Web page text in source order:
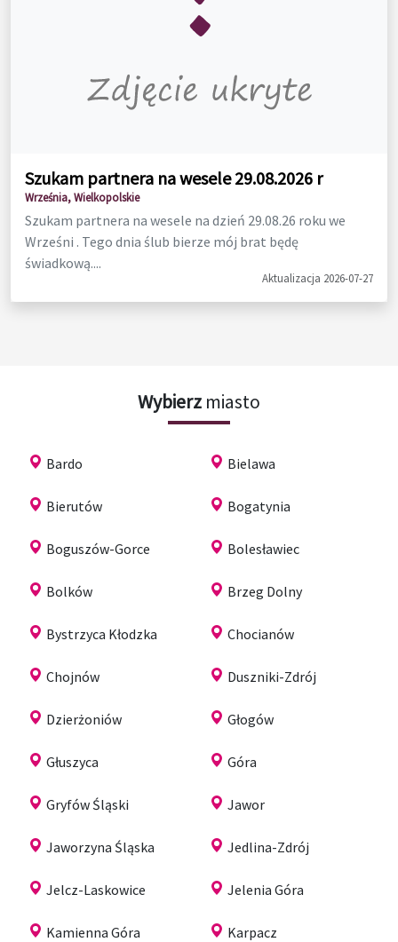
Szukam partnera na wesele 29.08.2026 r
Września, Wielkopolskie
Szukam partnera na wesele na dzień 29.08.26 roku we
Wrześni . Tego dnia ślub bierze mój brat będę
świadkową....
Aktualizacja 2026-07-27
Wybierz miasto
Bardo Bielawa
Bierutów Bogatynia
Boguszów-Gorce Bolesławiec
Bolków Brzeg Dolny
Bystrzyca Kłodzka Chocianów
Chojnów Duszniki-Zdrój
Dzierżoniów Głogów
Głuszyca Góra
Gryfów Śląski Jawor
Jaworzyna Śląska Jedlina-Zdrój
Jelcz-Laskowice Jelenia Góra
Kamienna Góra Karpacz